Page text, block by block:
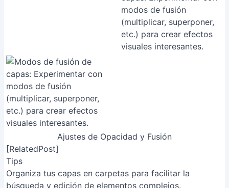
Ajustes de Opacidad y Fusión
[RelatedPost]
Tips
Organiza tus capas en carpetas para facilitar la
búsqueda y edición de elementos complejos.
Nombra tus capas descriptivamente para evitar
Experimenta con los modos de fusión de capas para
lograr efectos creativos.
Utiliza las capas de ajuste para modificar el aspecto de
tus ilustraciones sin alterar las capas originales.